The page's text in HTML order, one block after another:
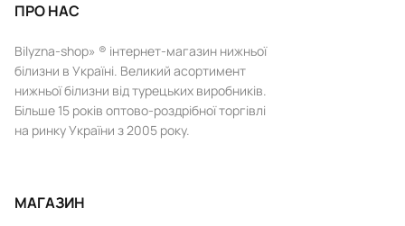
ПРО НАС
Bilyzna-shop» ® інтернет-магазин нижньої
білизни в Україні. Великий асортимент
нижньої білизни від турецьких виробників.
Більше 15 років оптово-роздрібної торгівлі
на ринку України з 2005 року.
МАГАЗИН